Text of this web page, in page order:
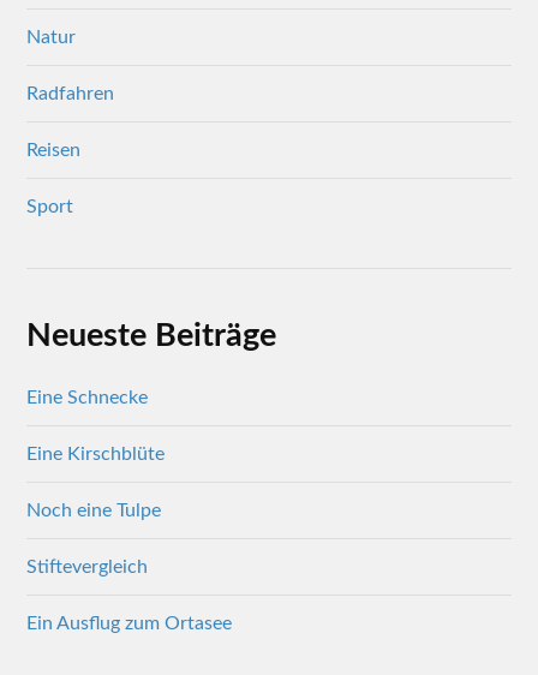
Natur
Radfahren
Reisen
Sport
Neueste Beiträge
Eine Schnecke
Eine Kirschblüte
Noch eine Tulpe
Stiftevergleich
Ein Ausflug zum Ortasee